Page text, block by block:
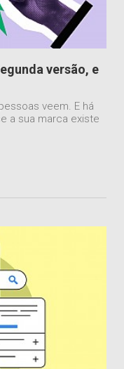
versão, e
veem. E há
a sua marca existe